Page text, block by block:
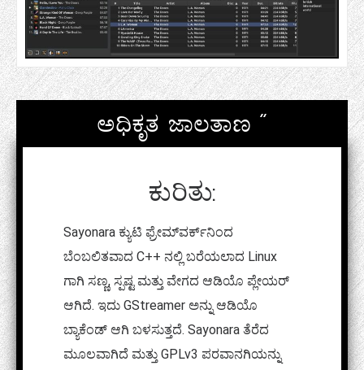
ಅಧಿಕೃತ ಜಾಲತಾಣ "
ಕುರಿತು:
Sayonara ಕ್ಯುಟಿ ಫ್ರೇಮ್‌ವರ್ಕ್‌ನಿಂದ
ಬೆಂಬಲಿತವಾದ C++ ನಲ್ಲಿ ಬರೆಯಲಾದ Linux
ಗಾಗಿ ಸಣ್ಣ, ಸ್ಪಷ್ಟ ಮತ್ತು ವೇಗದ ಆಡಿಯೊ ಪ್ಲೇಯರ್
ಆಗಿದೆ. ಇದು GStreamer ಅನ್ನು ಆಡಿಯೊ
ಬ್ಯಾಕೆಂಡ್ ಆಗಿ ಬಳಸುತ್ತದೆ. Sayonara ತೆರೆದ
ಮೂಲವಾಗಿದೆ ಮತ್ತು GPLv3 ಪರವಾನಗಿಯನ್ನು